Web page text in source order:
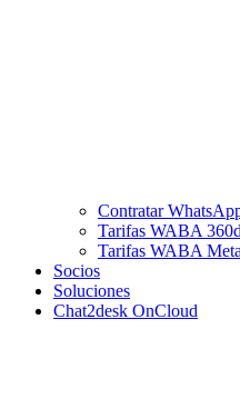
Contratar
Tarifas WABA
Tarifas WABA
Socios
Soluciones
Chat2desk OnCloud